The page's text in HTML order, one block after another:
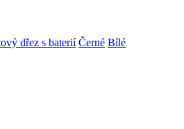
dřez s baterií Černé Bílé